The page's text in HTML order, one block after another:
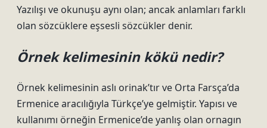
Yazılışı ve okunuşu aynı olan; ancak anlamları farklı
olan sözcüklere eşsesli sözcükler denir.
Örnek kelimesinin kökü nedir?
Örnek kelimesinin aslı orinak’tır ve Orta Farsça’da
Ermenice aracılığıyla Türkçe’ye gelmiştir. Yapısı ve
kullanımı örneğin Ermenice’de yanlış olan ornagın